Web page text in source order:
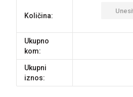
Količina:
Ukupno
kom:
Ukupni
iznos: